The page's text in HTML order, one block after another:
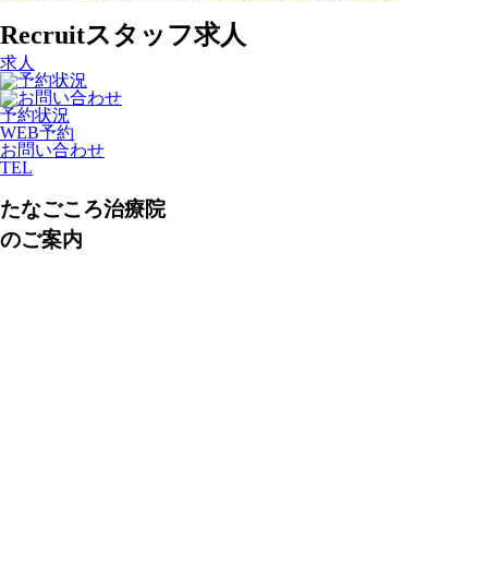
Recruitスタッフ求人
求人
予約状況
WEB予約
お問い合わせ
TEL
たなごころ治療院
のご案内